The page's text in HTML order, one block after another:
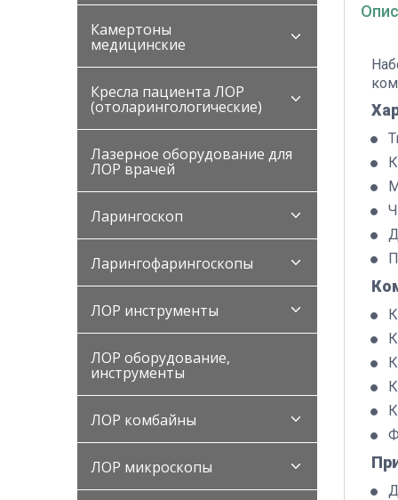
Камертоны
медицинские
Кресла пациента ЛОР
(отоларингологические)
Лазерное оборудование для
ЛОР врачей
Ларингоскоп
Ларингофарингоскопы
ЛОР инструменты
ЛОР оборудование,
инструменты
ЛОР комбайны
ЛОР микроскопы